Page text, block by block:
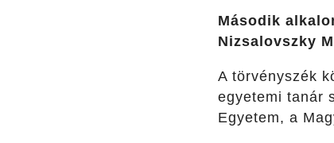
Második
Nizsalovszky
A törvényszék
egyetemi tanár
Egyetem, a